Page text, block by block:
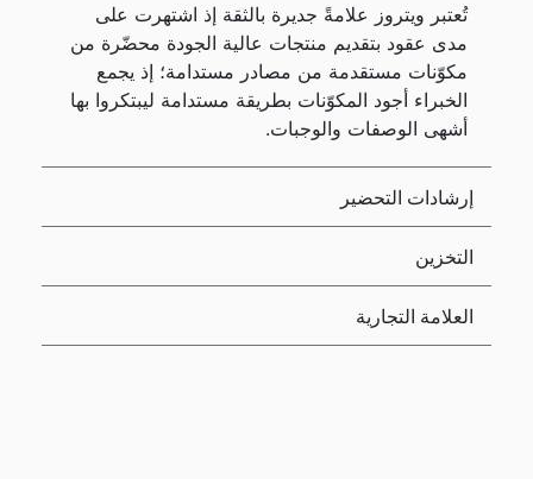
تُعتبر ويتروز علامةً جديرة بالثقة إذ اشتهرت على
مدى عقود بتقديم منتجات عالية الجودة محضّرة من
مكوّنات مستقدمة من مصادر مستدامة؛ إذ يجمع
الخبراء أجود المكوّنات بطريقة مستدامة ليبتكروا بها
أشهى الوصفات والوجبات.
إرشادات التحضير
التخزين
العلامة التجارية